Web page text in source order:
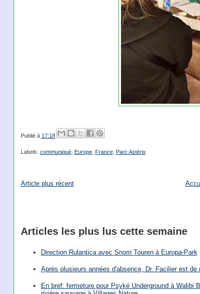
Publié à 17:18
Labels: communiqué, Europe, France, Parc Astérix
Article plus récent
Articles les plus lus cette semaine
Direction Rulantica avec Snorri Touren à Europa-Park
Après plusieurs années d'absence, Dr. Facilier est
En bref: fermeture pour Psyké Underground à